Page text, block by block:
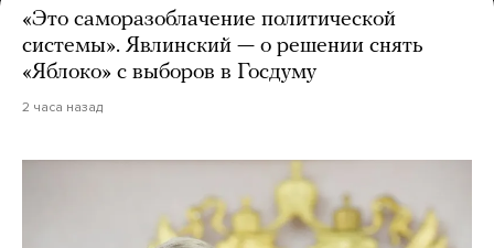
«Это саморазоблачение политической
системы». Явлинский — о решении снять
«Яблоко» с выборов в Госдуму
2 часа назад